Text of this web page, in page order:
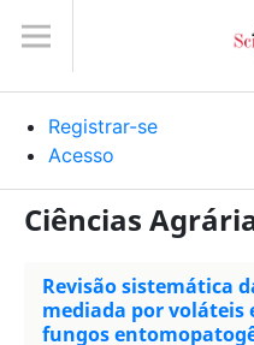
Registrar-se
Acesso
Ciências
Revisão sistemática
mediada por voláteis
fungos